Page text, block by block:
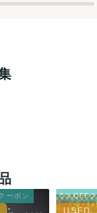
ーポン 5％OFF